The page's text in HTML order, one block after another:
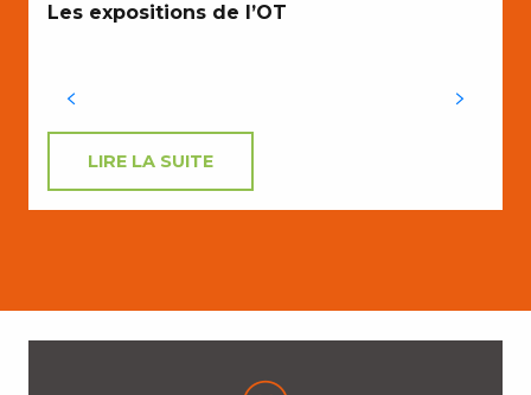
Les expositions de l’OT
LIRE LA SUITE